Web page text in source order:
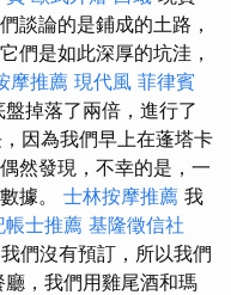
談論的是鋪成的土路，
們是如此深厚的坑洼，
摩推薦 現代風 菲律賓
掉落了兩倍，進行了
因為我們早上在蓬塔卡
然發現，不幸的是，一
據。 士林按摩推薦 我
帳士推薦 基隆徵信社
我們沒有預訂，所以我們
，我們用雞尾酒和瑪